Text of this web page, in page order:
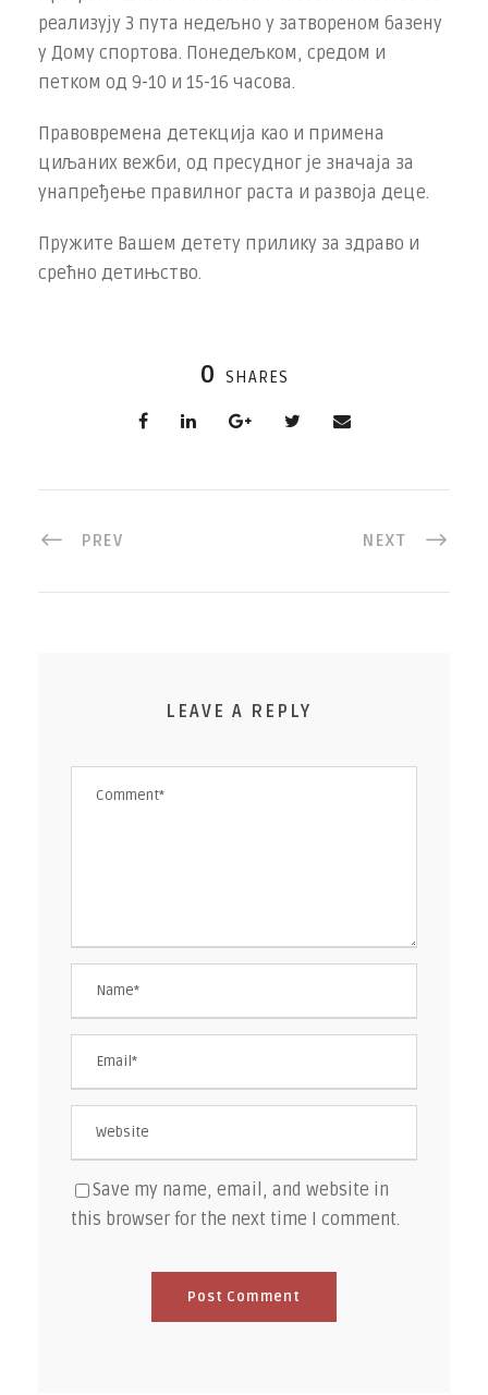
реализују 3 пута недељно у затвореном базену
у Дому спортова. Понедељком, средом и
петком од 9-10 и 15-16 часова.
Правовремена детекција као и примена
циљаних вежби, од пресудног је значаја за
унапређење правилног раста и развоја деце.
Пружите Вашем детету прилику за здраво и
срећно детињство.
0 SHARES
PREV NEXT
LEAVE A REPLY
Save my name, email, and website in
this browser for the next time I comment.